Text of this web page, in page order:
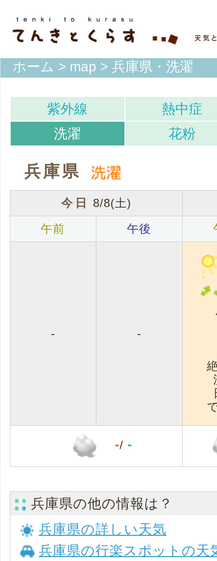
ホーム > map > 兵庫県・洗濯
紫外線
熱中症
洗濯
花粉
兵庫県
今日
8/8(土)
午前
午後
- -
-/ -
兵庫県の他の情報は？
兵庫県の詳しい天気
兵庫県の行楽スポットの天